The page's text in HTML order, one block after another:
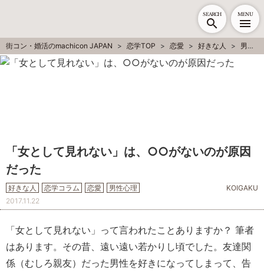
SEARCH MENU
街コン・婚活のmachicon JAPAN 恋学TOP 恋愛 好きな人 男性心理
「女として見れない」は、○○がないのが原因
だった
好きな人 恋学コラム 恋愛 男性心理
KOIGAKU
2017.11.22
「女として見れない」って言われたことありますか？ 筆者
はあります。その昔、遠い遠い若かりし頃でした。友達関
係（むしろ親友）だった男性を好きになってしまって、告